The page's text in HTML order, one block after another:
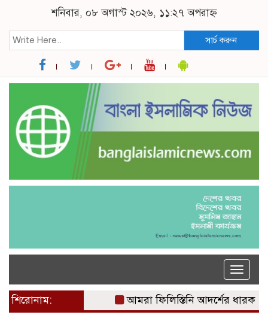
শনিবার, ০৮ অগাস্ট ২০২৬, ১১:২৭ অপরাহ্ন
সার্চ করুন
Toggle
শিরোনাম: আমরা ফিলিস্তিনি আদর্শের ধারক: